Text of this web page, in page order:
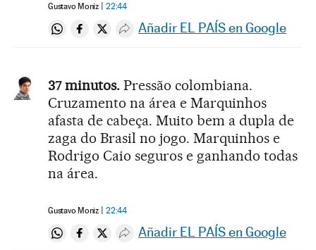
Gustavo Moniz 22:44
Compartir en Whatsapp
Compartir en Facebook
Compartir en Twitter
Desplegar Redes Sociales
Añadir EL PAÍS en Google
37 minutos. Pressão colombiana.
Cruzamento na área e Marquinhos
afasta de cabeça. Muito bem a dupla de
zaga do Brasil no jogo. Marquinhos e
Rodrigo Caio seguros e ganhando todas
na área.
Gustavo Moniz 22:44
Compartir en Whatsapp
Compartir en Facebook
Compartir en Twitter
Desplegar Redes Sociales
Añadir EL PAÍS en Google